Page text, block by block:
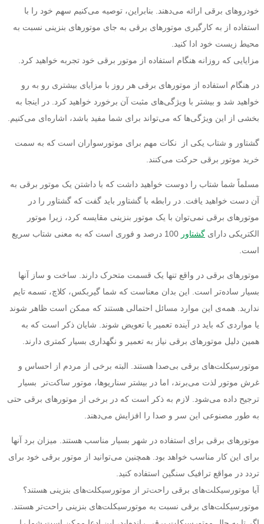
خودروهای برقی ارائه می‌دهند. بنابراین، توصیه می‌کنیم سهم خود را با
استفاده از به کارگیری موتورهای برقی به جای موتورهای بنزینی نسبت به
محیط زیست خود ادا کنید.
مزایایی که روزانه هنگام استفاده از موتور برقی خود تجربه خواهید کرد.
در هنگام استفاده از موتورهای برقی هر روز با مزایای بیشتری رو به رو
خواهید شد و بیشتر با ویژگی‌های مثبت آن برخورد خواهید کرد. در اینجا به
بخشی از این ویژگی‌ها که می‌تواند برای شما مفید باشد، اشاره‌ای می‌کنیم.
گشتاور و شتاب یکی از نکات مهم برای موتورسواران است که به سمت
خرید موتور برقی حرکت می‌کنند.
مسلماً شما شتاب را دوست خواهید داشت که با داشتن یک موتور برقی به
آن دست خواهید یافت. در رابطه با گشتاور باید گفت که گشتاور را در
موتورهای برقی نمی‌توان با یک موتور بنزینی مقایسه کرد، زیرا موتور
الکتریکی دارای گشتاور
100 درصد و فوری است که به معنی شتاب سریع
است.
موتورهای برقی در واقع تنها یک قسمت متحرک دارند. ساخت و ساز آنها
بسیار ساده‌تر است. این بدان معناست که شما گیربکس، کلاچ، تسمه تایم
ندارید. همه‌ی این موارد مسائل احتمالی هستند که ممکن است ظاهر شوند
یا مواردی که باید در آینده تعمیر یا تعویض شوند. شایان ذکر است که به
همین دلیل موتورهای برقی نیاز به تعمیر و نگهداری بسیار کمتری دارند.
موتورسیکلت‌های برقی بی‌صدا هستند. البته برخی از مردم از احساس و
غرش موتور لذت می‌برند، اما در بیشتر سناریوها، موتور ساکت‌تر بسیار
ترجیح داده می‌شود. لازم به ذکر است که در برخی از موتورهای برقی حتی
به طور مصنوعی این سر و صدا را افزایش می‌دهند.
موتورهای برقی برای استفاده در شهر بسیار مناسب هستند. میزان برد آنها
برای این کار مناسب خواهد بود. همچنین می‌توانید از موتور برقی خود برای
تردد در مواقع ترافیک سنگین استفاده کنید.
آیا موتورسیکلت‌های برقی راحت‌تر از موتورسیکلت‌های بنزینی هستند؟
موتورسیکلت‌های برقی نسبت به موتورسیکلت‌های بنزینی راحت‌تر هستند.